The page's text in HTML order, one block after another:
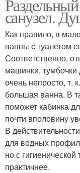
санузел.
Как правило, в
ванны с туалетом
Соответственно,
машинки,
очень непросто, т.
большая ванна. В
поможет кабинка
почти вполовину
В
для водных
но с
практичнее.